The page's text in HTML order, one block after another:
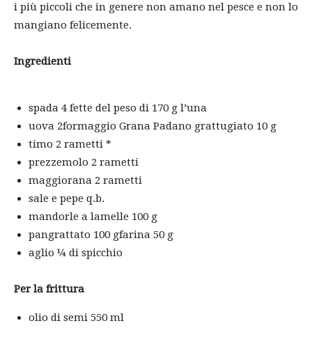
i più piccoli che in genere non amano nel pesce e non lo
mangiano felicemente.
Ingredienti
spada 4 fette del peso di 170 g l’una
uova 2formaggio Grana Padano grattugiato 10 g
timo 2 rametti *
prezzemolo 2 rametti
maggiorana 2 rametti
sale e pepe q.b.
mandorle a lamelle 100 g
pangrattato 100 gfarina 50 g
aglio ¼ di spicchio
Per la frittura
olio di semi 550 ml